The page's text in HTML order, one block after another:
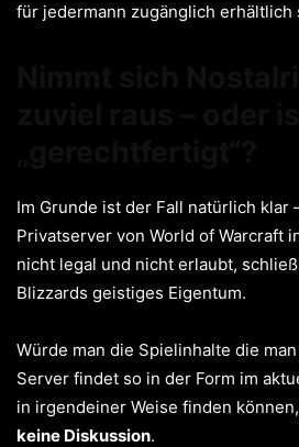
für jedermann zugänglich erhältlich
Im Grunde ist der Fall natürlich klar
Privatserver von World of Warcraft
nicht legal und nicht erlaubt,
Blizzards geistiges Eigentum.
Würde man die Spielinhalte die
Server findet so in der Form im
in irgendeiner Weise finden
keine Diskussion.